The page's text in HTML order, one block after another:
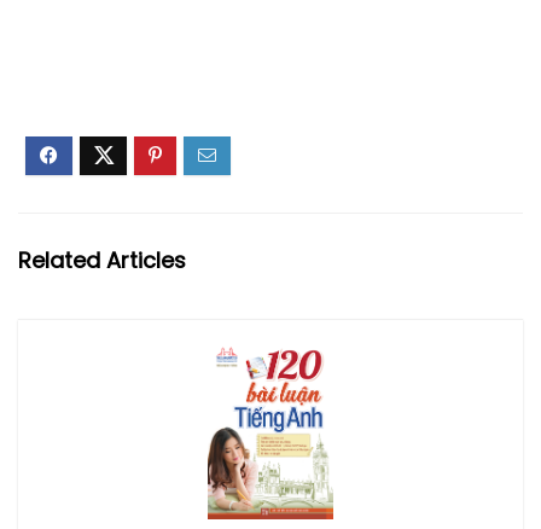
Related Articles